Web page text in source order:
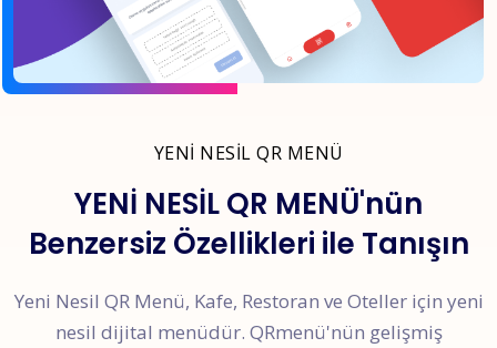
YENİ NESİL QR MENÜ
YENİ NESİL QR MENÜ'nün
Benzersiz Özellikleri ile Tanışın
Yeni Nesil QR Menü, Kafe, Restoran ve Oteller için yeni
nesil dijital menüdür. QRmenü'nün gelişmiş